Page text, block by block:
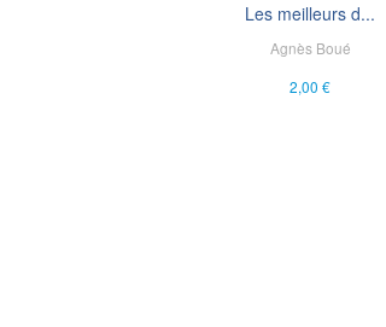
Les meilleurs d...
Agnès Boué
2,00 €